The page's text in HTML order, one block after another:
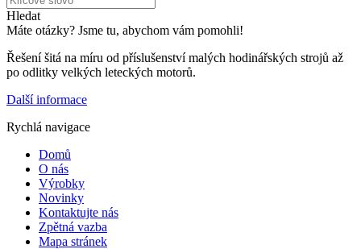
Hledat
Máte otázky? Jsme tu, abychom vám pomohli!
Řešení šitá na míru od příslušenství malých hodinářských strojů až
po odlitky velkých leteckých motorů.
Další informace
Rychlá navigace
Domů
O nás
Výrobky
Novinky
Kontaktujte nás
Zpětná vazba
Mapa stránek